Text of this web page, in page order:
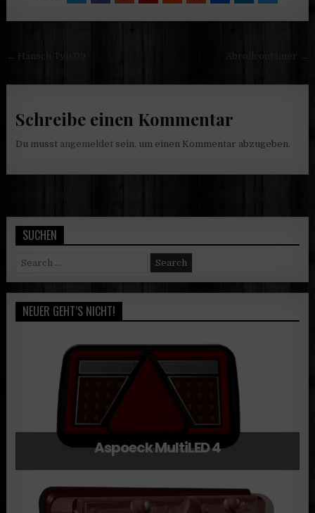
Beitragsnavigation
← Hänsch Typ 09 Abrollcontainer →
Schreibe einen Kommentar
Du musst angemeldet sein, um einen Kommentar abzugeben.
SUCHEN
Search
NEUER GEHT’S NICHT!
Aspoeck MultiLED 4